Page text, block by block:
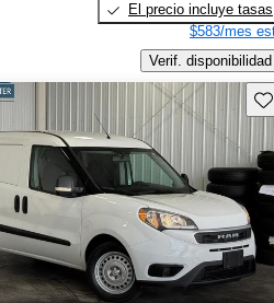
El precio incluye tasas
$583/mes
Verif. disponibilidad